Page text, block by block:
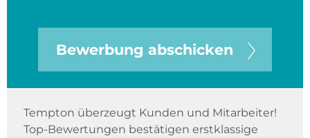
Bewerbung abschicken
Tempton überzeugt Kunden und Mitarbeiter!
Top-Bewertungen bestätigen erstklassige